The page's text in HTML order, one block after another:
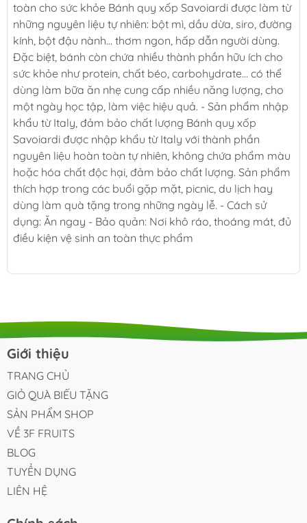
toàn cho sức khỏe Bánh quy xốp Savoiardi được làm từ
những nguyên liệu tự nhiên: bột mì, dầu dừa, siro, đường
kính, bột đậu nành… thơm ngon, hấp dẫn người dùng.
Đặc biệt, bánh còn chứa nhiều thành phần hữu ích cho
sức khỏe như protein, chất béo, carbohydrate… có thể
dùng làm bữa ăn nhẹ cung cấp nhiều năng lượng, cho
một ngày học tập, làm việc hiệu quả. - Sản phẩm nhập
khẩu từ Italy, đảm bảo chất lượng Bánh quy xốp
Savoiardi được nhập khẩu từ Italy với thành phần
nguyên liệu hoàn toàn tự nhiên, không chứa phẩm màu
hoặc hóa chất độc hại, đảm bảo chất lượng. Sản phẩm
thích hợp trong các buổi gặp mặt, picnic, du lịch hay
dùng làm quà tặng trong những ngày lễ. - Cách sử
dụng: Ăn ngay - Bảo quản: Nơi khô ráo, thoáng mát, đủ
điều kiện vệ sinh an toàn thực phẩm
Giới thiệu
TRANG CHỦ
GIỎ QUÀ BIẾU TẶNG
SẢN PHẨM SHOP
VỀ 3F FRUITS
BLOG
TUYỂN DỤNG
LIÊN HỆ